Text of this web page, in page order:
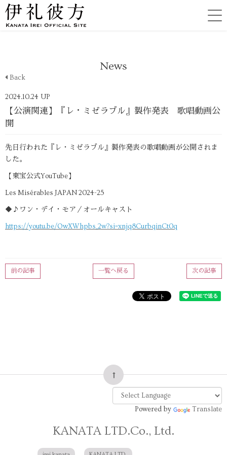
News
Back
2024.10.24 UP
【公演関連】『レ・ミゼラブル』製作発表 歌唱動画公
開
先日行われた『レ・ミゼラブル』製作発表の歌唱動画が公開されま
した。
【東宝公式YouTube】
Les Misérables JAPAN 2024-25
◆♪ワン・デイ・モア／オールキャスト
https://youtu.be/OwXWhpbs_2w?si=xnjq8CurbqinCt0q
次の記事
一覧へ戻る
前の記事
Powered by Translate
KANATA LTD.Co., Ltd.